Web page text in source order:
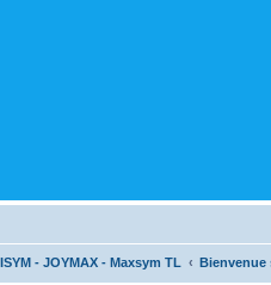
- JOYMAX - Maxsym TL Bienvenue